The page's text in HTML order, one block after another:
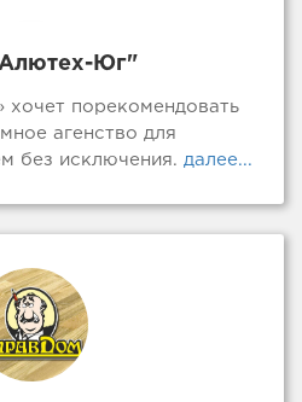
Юг"
порекомендовать
агенство для
без исключения. далее...